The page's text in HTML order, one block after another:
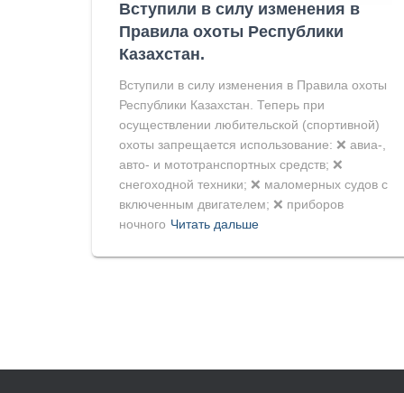
Вступили в силу изменения в
Правила охоты Республики
Казахстан.
Вступили в силу изменения в Правила охоты
Республики Казахстан. Теперь при
осуществлении любительской (спортивной)
охоты запрещается использование: ❌ авиа-,
авто- и мототранспортных средств; ❌
снегоходной техники; ❌ маломерных судов с
включенным двигателем; ❌ приборов
ночного Читать дальше